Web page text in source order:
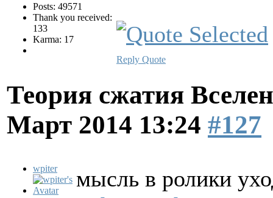
Posts: 49571
Thank you received:
133
Karma: 17
Reply Quote
Теория сжатия
Март 2014 13:24 #127
wpiter
мысль в ролики